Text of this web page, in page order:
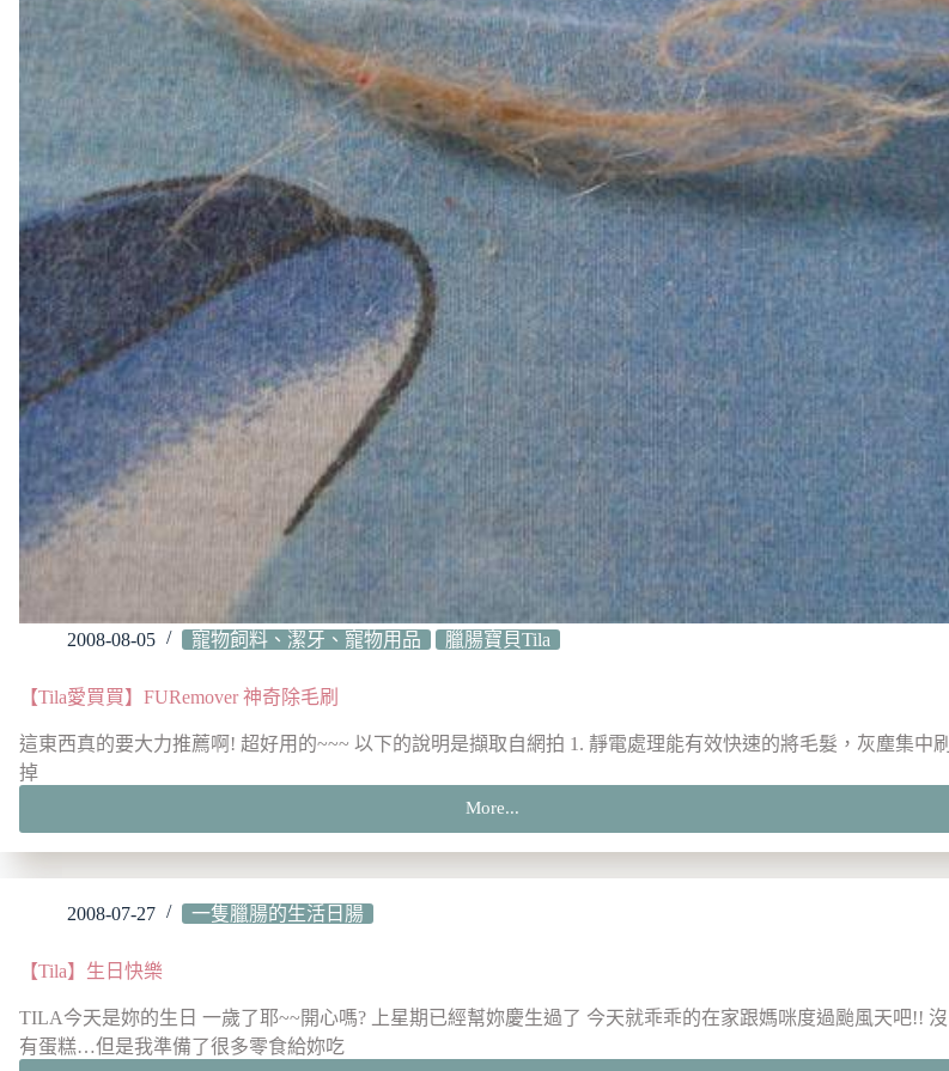
2008-08-05 寵物飼料、潔牙、寵物用品 臘腸寶貝Tila
【Tila愛買買】FURemover 神奇除毛刷
這東西真的要大力推薦啊! 超好用的~~~ 以下的說明是擷取自網拍 1. 靜電處理能有效快速的將毛髮，灰塵集中刷
掉
More...
毛
2008-07-27 一隻臘腸的生活日腸
【Tila】生日快樂
TILA今天是妳的生日 一歲了耶~~開心嗎? 上星期已經幫妳慶生過了 今天就乖乖的在家跟媽咪度過颱風天吧!! 沒
有蛋糕…但是我準備了很多零食給妳吃